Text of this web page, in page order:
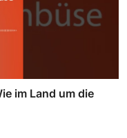
im Land um die